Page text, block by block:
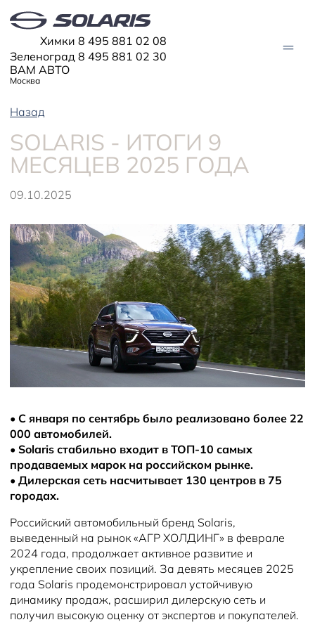
ВАМ АВТО
Москва
Химки 8 495 881 02 08
Зеленоград 8 495 881 02 30
АВТО В НАЛИЧИИ
МОДЕЛИ
ПОКУПАТЕЛЯМ
Кредит
Трейд-ин
Корпоративным клиентам
Оригинальные аксессуары
Тест-драйв
Solaris Страхование
Плати частями
СЕРВИС
Запасные части
Запись на сервис
Гарантия
Руководства
Помощь на дорогах
О ДИЛЕРЕ
Контакты
Информация о дилере
Новости
Назад
SOLARIS - ИТОГИ 9
МЕСЯЦЕВ 2025 ГОДА
09.10.2025
• С января по сентябрь было реализовано более 22
000 автомобилей.
• Solaris стабильно входит в ТОП-10 самых
продаваемых марок на российском рынке.
• Дилерская сеть насчитывает 130 центров в 75
городах.
Российский автомобильный бренд Solaris,
выведенный на рынок «АГР ХОЛДИНГ» в феврале
2024 года, продолжает активное развитие и
укрепление своих позиций. За девять месяцев 2025
года Solaris продемонстрировал устойчивую
динамику продаж, расширил дилерскую сеть и
получил высокую оценку от экспертов и покупателей.